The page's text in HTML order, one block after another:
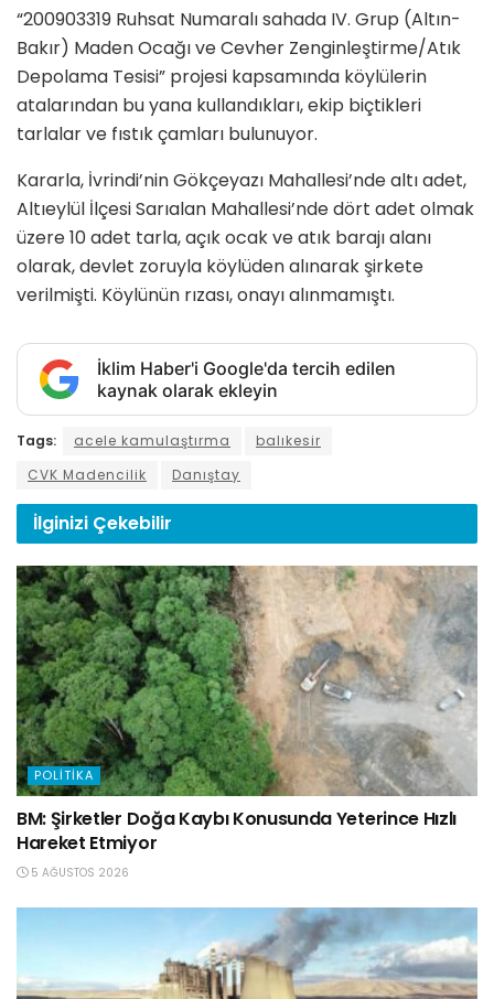
“200903319 Ruhsat Numaralı sahada IV. Grup (Altın-
Bakır) Maden Ocağı ve Cevher Zenginleştirme/Atık
Depolama Tesisi” projesi kapsamında köylülerin
atalarından bu yana kullandıkları, ekip biçtikleri
tarlalar ve fıstık çamları bulunuyor.
Kararla, İvrindi’nin Gökçeyazı Mahallesi’nde altı adet,
Altıeylül İlçesi Sarıalan Mahallesi’nde dört adet olmak
üzere 10 adet tarla, açık ocak ve atık barajı alanı
olarak, devlet zoruyla köylüden alınarak şirkete
verilmişti. Köylünün rızası, onayı alınmamıştı.
İklim Haber'i Google'da tercih edilen
kaynak olarak ekleyin
Tags: acele kamulaştırma
balıkesir
CVK Madencilik
Danıştay
İlginizi Çekebilir
POLITIKA
BM: Şirketler Doğa Kaybı Konusunda Yeterince Hızlı
Hareket Etmiyor
5 AĞUSTOS 2026